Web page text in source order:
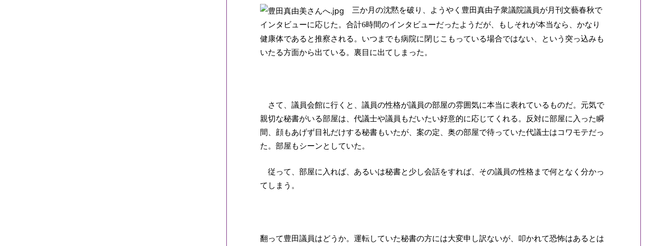
三か月の沈黙を破り、ようやく豊田真由子衆議院議員が月刊文藝春秋で
インタビューに応じた。合計6時間のインタビューだったようだが、もしそれが本当なら、かなり
健康体であると推察される。いつまでも病院に閉じこもっている場合ではない、という突っ込みも
いたる方面から出ている。裏目に出てしまった。
さて、議員会館に行くと、議員の性格が議員の部屋の雰囲気に本当に表れているものだ。元気で
親切な秘書がいる部屋は、代議士や議員もだいたい好意的に応じてくれる。反対に部屋に入った瞬
間、顔もあげず目礼だけする秘書もいたが、案の定、奥の部屋で待っていた代議士はコワモテだっ
た。部屋もシーンとしていた。
従って、部屋に入れば、あるいは秘書と少し会話をすれば、その議員の性格まで何となく分かっ
てしまう。
翻って豊田議員はどうか。運転していた秘書の方には大変申し訳ないが、叩かれて恐怖はあるとは